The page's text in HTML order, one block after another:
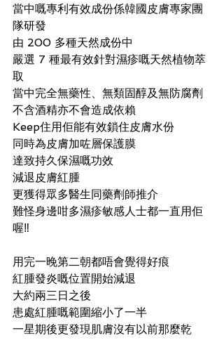
當中嘅專利有效成份係韓國皮膚專家團
隊研發
由 200 多種天然成份中
嚴選 7 種最有效針對濕疹嘅天然植物萃
取
當中完全無藥性、無類固醇及無防腐劑
不含酒精亦不會造成依賴
Keep住用佢能有效鎖住皮膚水份
同時為皮膚加咗層保護膜
達致持久保濕嘅功效
減退皮膚紅腫
更獲得眾多醫生同藥劑師推介
難怪身邊咁多濕疹敏感人士都一直用佢
喔‼️
用完一晚第二朝都唔會覺得好痕
紅腫發炎嘅位置開始減退
大約兩三日之後
患處紅腫嘅範圍縮小了一半
一星期後更發現肌膚沒有以前那麼乾